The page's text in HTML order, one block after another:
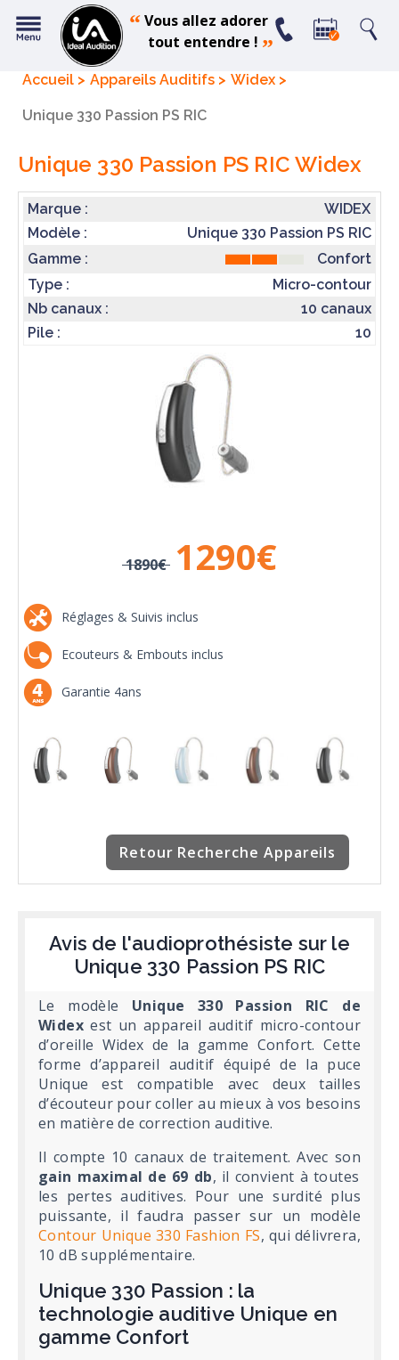
“Vous allez adorer
tout entendre ! ”
Accueil Appareils Auditifs Widex
Unique 330 Passion PS RIC
Unique 330 Passion PS RIC Widex
Marque :
WIDEX
Modèle :
Unique 330 Passion PS RIC
Gamme :
Confort
Type :
Micro-contour
Nb canaux :
10 canaux
Pile :
10
1890€ 1290€
Réglages & Suivis inclus
Ecouteurs & Embouts inclus
Garantie 4ans
Retour Recherche Appareils
Avis de l'audioprothésiste sur le
Unique 330 Passion PS RIC
Le modèle Unique 330 Passion RIC de
Widex est un appareil auditif micro-contour
d’oreille Widex de la gamme Confort. Cette
forme d’appareil auditif équipé de la puce
Unique est compatible avec deux tailles
d’écouteur pour coller au mieux à vos besoins
en matière de correction auditive.
Il compte 10 canaux de traitement. Avec son
gain maximal de 69 db, il convient à toutes
les pertes auditives. Pour une surdité plus
puissante, il faudra passer sur un modèle
Contour Unique 330 Fashion FS, qui délivrera,
10 dB supplémentaire.
Unique 330 Passion : la
technologie auditive Unique en
gamme Confort